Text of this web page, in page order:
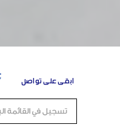
ابقى على تواصل